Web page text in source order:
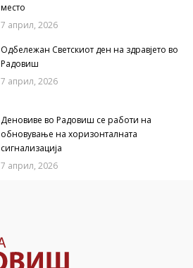
место
7 април, 2026
Одбележан Светскиот ден на здравјето во
Радовиш
7 април, 2026
Деновиве во Радовиш се работи на
обновување на хоризонталната
сигнализација
7 април, 2026